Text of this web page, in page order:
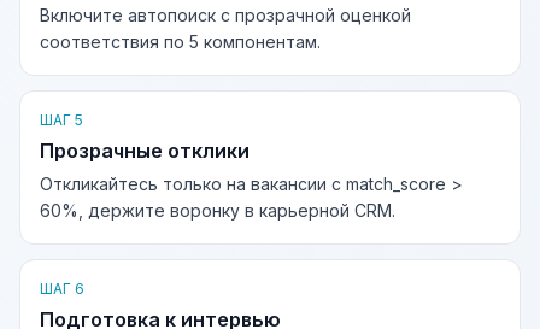
Включите автопоиск с прозрачной оценкой
соответствия по 5 компонентам.
ШАГ 5
Прозрачные отклики
Откликайтесь только на вакансии с match_score >
60%, держите воронку в карьерной CRM.
ШАГ 6
Подготовка к интервью